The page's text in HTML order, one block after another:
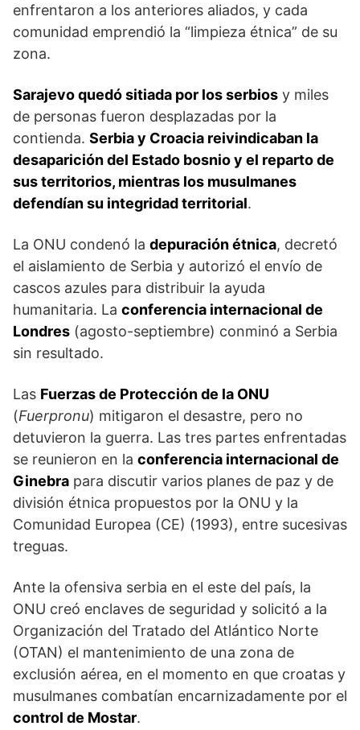
enfrentaron a los anteriores aliados, y cada
comu­nidad emprendió la “limpieza étnica” de su
zona.
Sarajevo quedó sitiada por los serbios y miles
de personas fueron des­plazadas por la
contienda. Serbia y Croacia reivindicaban la
desaparición del Estado bosnio y el reparto de
sus territorios, mientras los musulmanes
defendían su integridad territorial.
La ONU condenó la depuración étnica, decretó
el aislamien­to de Serbia y autorizó el envío de
cascos azules para distribuir la ayuda
humanitaria. La conferencia internacional de
Londres (agosto-septiembre) conminó a Serbia
sin resultado.
Las Fuer­zas de Protección de la ONU
(Fuerpronu) mitigaron el desastre, pero no
detuvieron la guerra. Las tres partes enfrentadas
se reu­nieron en la conferencia internacional de
Ginebra para discutir varios planes de paz y de
división étnica propuestos por la ONU y la
Comunidad Europea (CE) (1993), entre sucesivas
tre­guas.
Ante la ofensiva serbia en el este del país, la
ONU creó enclaves de seguridad y solicitó a la
Organización del Tratado del Atlántico Norte
(OTAN) el mantenimiento de una zona de
exclusión aérea, en el momento en que croatas y
musulmanes combatían encarnizadamente por el
control de Mostar.